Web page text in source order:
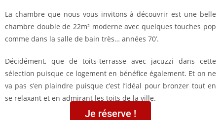
La chambre que nous vous invitons à découvrir est une belle
chambre double de 22m² moderne avec quelques touches pop
comme dans la salle de bain très… années 70’.
Décidément, que de toits-terrasse avec jacuzzi dans cette
sélection puisque ce logement en bénéfice également. Et on ne
va pas s’en plaindre puisque c’est l’idéal pour bronzer tout en
se relaxant et en admirant les toits de la ville.
Je réserve !